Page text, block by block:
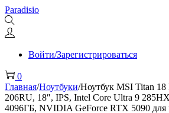
Перейти
к
навигации
Перейти
к
содержимому
Paradisio
Войти/Зарегистрироваться
0
Главная/Ноутбуки/Ноутбук MSI Titan
206RU, 18″, IPS, Intel Core Ultra 9
4096ГБ, NVIDIA GeForce RTX 5090 для